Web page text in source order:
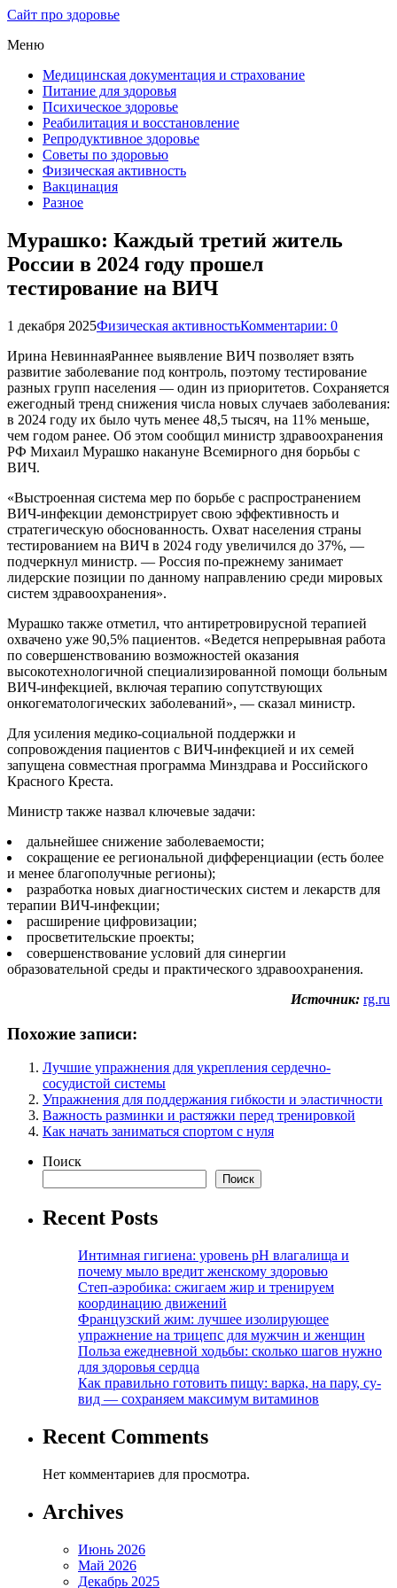
Сайт про здоровье
Меню
Медицинская документация и страхование
Питание для здоровья
Психическое здоровье
Реабилитация и восстановление
Репродуктивное здоровье
Советы по здоровью
Физическая активность
Вакцинация
Разное
Мурашко: Каждый третий житель
России в 2024 году прошел
тестирование на ВИЧ
1 декабря 2025Физическая активностьКомментарии: 0
Ирина НевиннаяРаннее выявление ВИЧ позволяет взять
развитие заболевание под контроль, поэтому тестирование
разных групп населения — один из приоритетов. Сохраняется
ежегодный тренд снижения числа новых случаев заболевания:
в 2024 году их было чуть менее 48,5 тысяч, на 11% меньше,
чем годом ранее. Об этом сообщил министр здравоохранения
РФ Михаил Мурашко накануне Всемирного дня борьбы с
ВИЧ.
«Выстроенная система мер по борьбе с распространением
ВИЧ-инфекции демонстрирует свою эффективность и
стратегическую обоснованность. Охват населения страны
тестированием на ВИЧ в 2024 году увеличился до 37%, —
подчеркнул министр. — Россия по-прежнему занимает
лидерские позиции по данному направлению среди мировых
систем здравоохранения».
Мурашко также отметил, что антиретровирусной терапией
охвачено уже 90,5% пациентов. «Ведется непрерывная работа
по совершенствованию возможностей оказания
высокотехнологичной специализированной помощи больным
ВИЧ-инфекцией, включая терапию сопутствующих
онкогематологических заболеваний», — сказал министр.
Для усиления медико-социальной поддержки и
сопровождения пациентов с ВИЧ-инфекцией и их семей
запущена совместная программа Минздрава и Российского
Красного Креста.
Министр также назвал ключевые задачи:
дальнейшее снижение заболеваемости;
сокращение ее региональной дифференциации (есть более
и менее благополучные регионы);
разработка новых диагностических систем и лекарств для
терапии ВИЧ-инфекции;
расширение цифровизации;
просветительские проекты;
совершенствование условий для синергии
образовательной среды и практического здравоохранения.
Источник: rg.ru
Похожие записи:
Лучшие упражнения для укрепления сердечно-
сосудистой системы
Упражнения для поддержания гибкости и эластичности
Важность разминки и растяжки перед тренировкой
Как начать заниматься спортом с нуля
Поиск
Поиск
Recent Posts
Интимная гигиена: уровень pH влагалища и
почему мыло вредит женскому здоровью
Степ-аэробика: сжигаем жир и тренируем
координацию движений
Французский жим: лучшее изолирующее
упражнение на трицепс для мужчин и женщин
Польза ежедневной ходьбы: сколько шагов нужно
для здоровья сердца
Как правильно готовить пищу: варка, на пару, су-
вид — сохраняем максимум витаминов
Recent Comments
Нет комментариев для просмотра.
Archives
Июнь 2026
Май 2026
Декабрь 2025